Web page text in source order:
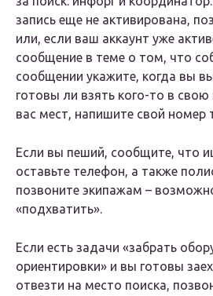
запись еще не активирована,
или, если ваш аккаунт уже
сообщение в теме о том, что
сообщении укажите, когда вы
готовы ли взять кого-то в
вас мест, напишите свой номер
Если вы пеший, сообщите, что
оставьте телефон, а также
позвоните экипажам –
«подхватить».
Если есть задачи «забрать
ориентировки» и вы готовы
отвезти на место поиска,